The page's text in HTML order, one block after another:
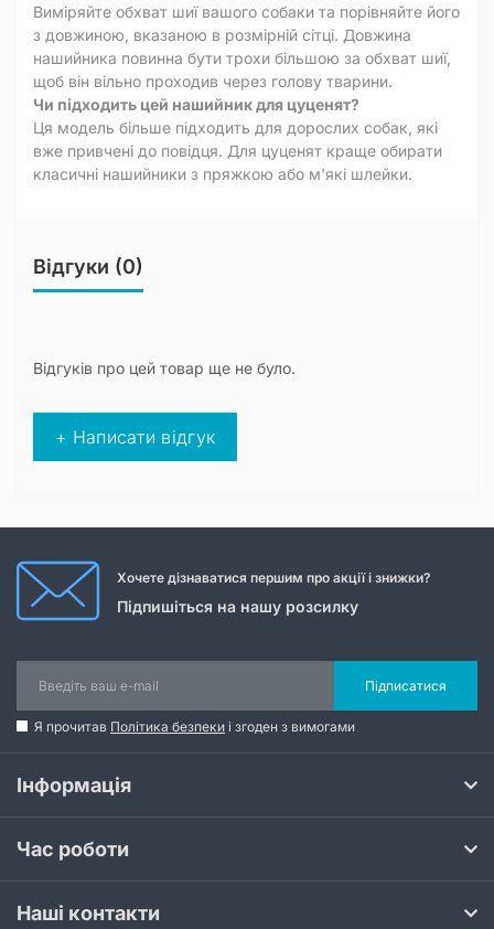
Виміряйте обхват шиї вашого собаки та порівняйте його
з довжиною, вказаною в розмірній сітці. Довжина
нашийника повинна бути трохи більшою за обхват шиї,
щоб він вільно проходив через голову тварини.
Чи підходить цей нашийник для цуценят?
Ця модель більше підходить для дорослих собак, які
вже привчені до повідця. Для цуценят краще обирати
класичні нашийники з пряжкою або м'які шлейки.
Відгуки (0)
Відгуків про цей товар ще не було.
+ Написати відгук
Хочете дізнаватися першим про акції і знижки?
Підпишіться на нашу розсилку
Підписатися
Я прочитав Політика безпеки і згоден з вимогами
Інформація
Час роботи
Наші контакти